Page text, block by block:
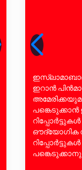
ഇസ്‌ലാമാബാദ്
ഇറാൻ
ഔദ്യോഗിക